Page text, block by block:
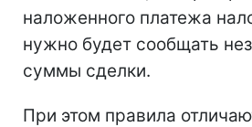
наложенного платежа
нужно будет сообщать
суммы сделки.
При этом правила